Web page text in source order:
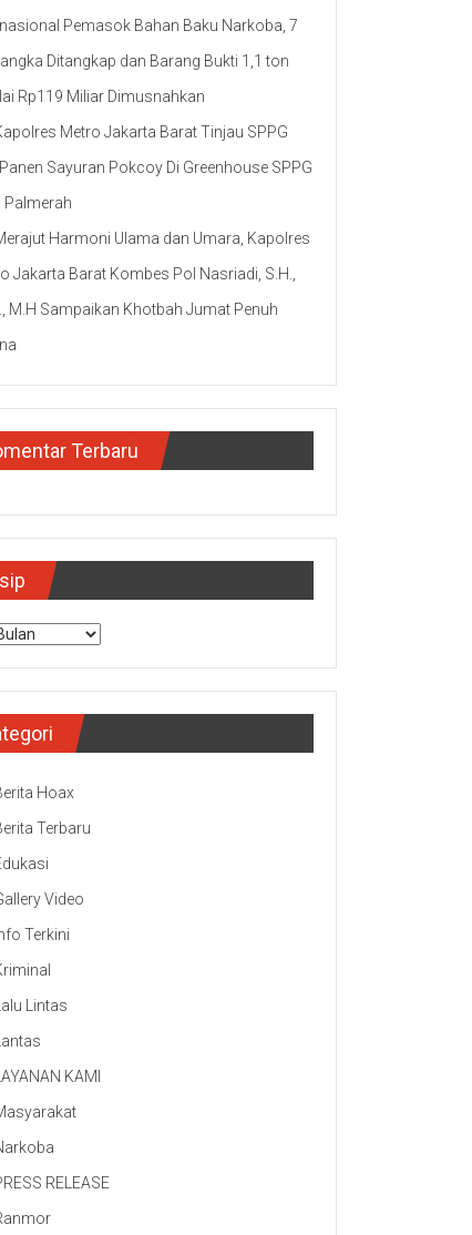
Pemasok Bahan Baku Narkoba, 7
Ditangkap dan Barang Bukti 1,1 ton
Rp119 Miliar Dimusnahkan
Metro Jakarta Barat Tinjau SPPG
Sayuran Pokcoy Di Greenhouse SPPG
Palmerah
Harmoni Ulama dan Umara, Kapolres
Jakarta Barat Kombes Pol Nasriadi, S.H.,
M.H Sampaikan Khotbah Jumat Penuh
Terbaru
Hoax
Terbaru
Video
Terkini
Lintas
KAMI
RELEASE